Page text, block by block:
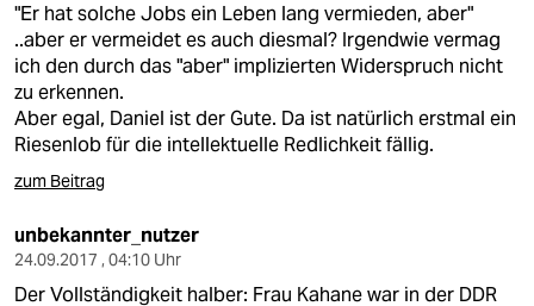
"Er hat solche Jobs ein Leben lang vermieden, aber"
..aber er vermeidet es auch diesmal? Irgendwie vermag
ich den durch das "aber" implizierten Widerspruch nicht
zu erkennen.
Aber egal, Daniel ist der Gute. Da ist natürlich erstmal ein
Riesenlob für die intellektuelle Redlichkeit fällig.
zum Beitrag
unbekannter_nutzer
24.09.2017 , 04:10 Uhr
Der Vollständigkeit halber: Frau Kahane war in der DDR